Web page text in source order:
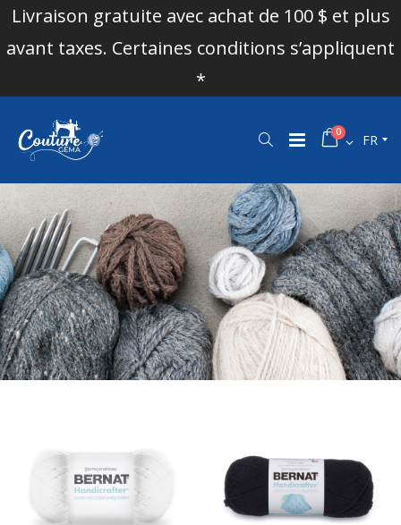
Livraison gratuite avec achat de 100 $ et plus
avant taxes. Certaines conditions s’appliquent
*
0 FR